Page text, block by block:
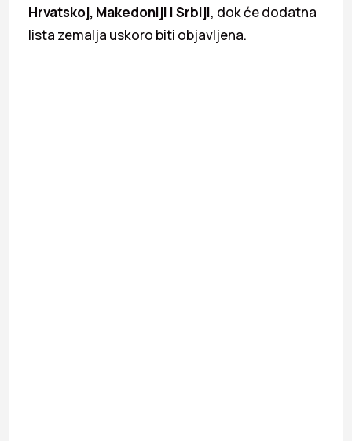
Hrvatskoj, Makedoniji i Srbiji, dok će dodatna
lista zemalja uskoro biti objavljena.